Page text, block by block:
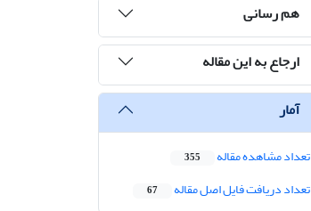
هم رسانی
ارجاع به این مقاله
آمار
تعداد مشاهده مقاله 355
تعداد دریافت فایل اصل مقاله 67